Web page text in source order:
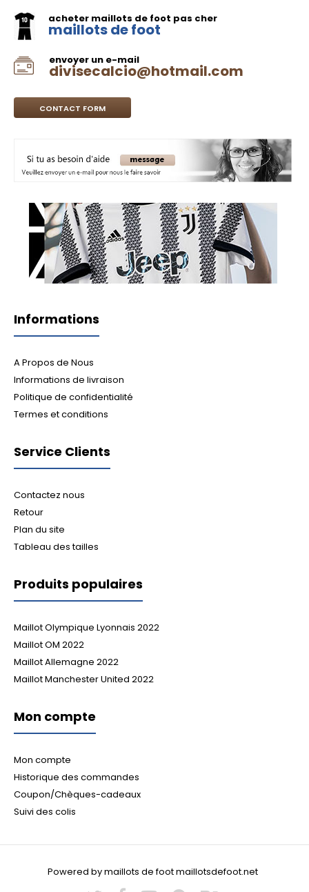
acheter maillots de foot pas cher
maillots de foot
envoyer un e-mail
divisecalcio@hotmail.com
CONTACT FORM
Informations
A Propos de Nous
Informations de livraison
Politique de confidentialité
Termes et conditions
Service Clients
Contactez nous
Retour
Plan du site
Tableau des tailles
Produits populaires
Maillot Olympique Lyonnais 2022
Maillot OM 2022
Maillot Allemagne 2022
Maillot Manchester United 2022
Mon compte
Mon compte
Historique des commandes
Coupon/Chèques-cadeaux
Suivi des colis
Powered by maillots de foot maillotsdefoot.net